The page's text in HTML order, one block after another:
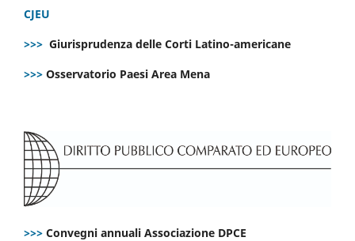
CJEU
>>> Giurisprudenza delle Corti Latino-americane
>>> Osservatorio Paesi Area Mena
>>> Convegni annuali Associazione DPCE